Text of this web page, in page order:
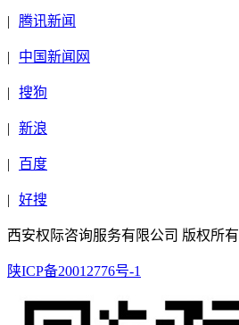
| 腾讯新闻
| 中国新闻网
| 搜狗
| 新浪
| 百度
| 好搜
西安权际咨询服务有限公司 版权所有
陕ICP备20012776号-1